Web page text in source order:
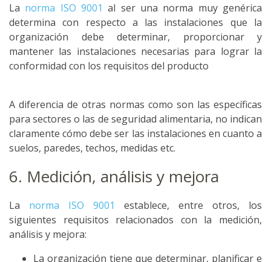
La norma ISO 9001 al ser una norma muy genérica
determina con respecto a las instalaciones que la
organización debe determinar, proporcionar y
mantener las instalaciones necesarias para lograr la
conformidad con los requisitos del producto
A diferencia de otras normas como son las específicas
para sectores o las de seguridad alimentaria, no indican
claramente cómo debe ser las instalaciones en cuanto a
suelos, paredes, techos, medidas etc.
6. Medición, análisis y mejora
La norma ISO 9001
establece, entre otros, los
siguientes requisitos relacionados con la medición,
análisis y mejora:
La organización tiene que determinar, planificar e